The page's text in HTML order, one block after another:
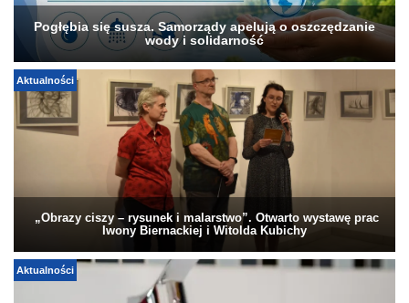
Pogłębia się susza. Samorządy apelują o oszczędzanie
wody i solidarność
Aktualności
„Obrazy ciszy – rysunek i malarstwo”. Otwarto wystawę prac
Iwony Biernackiej i Witolda Kubichy
Aktualności